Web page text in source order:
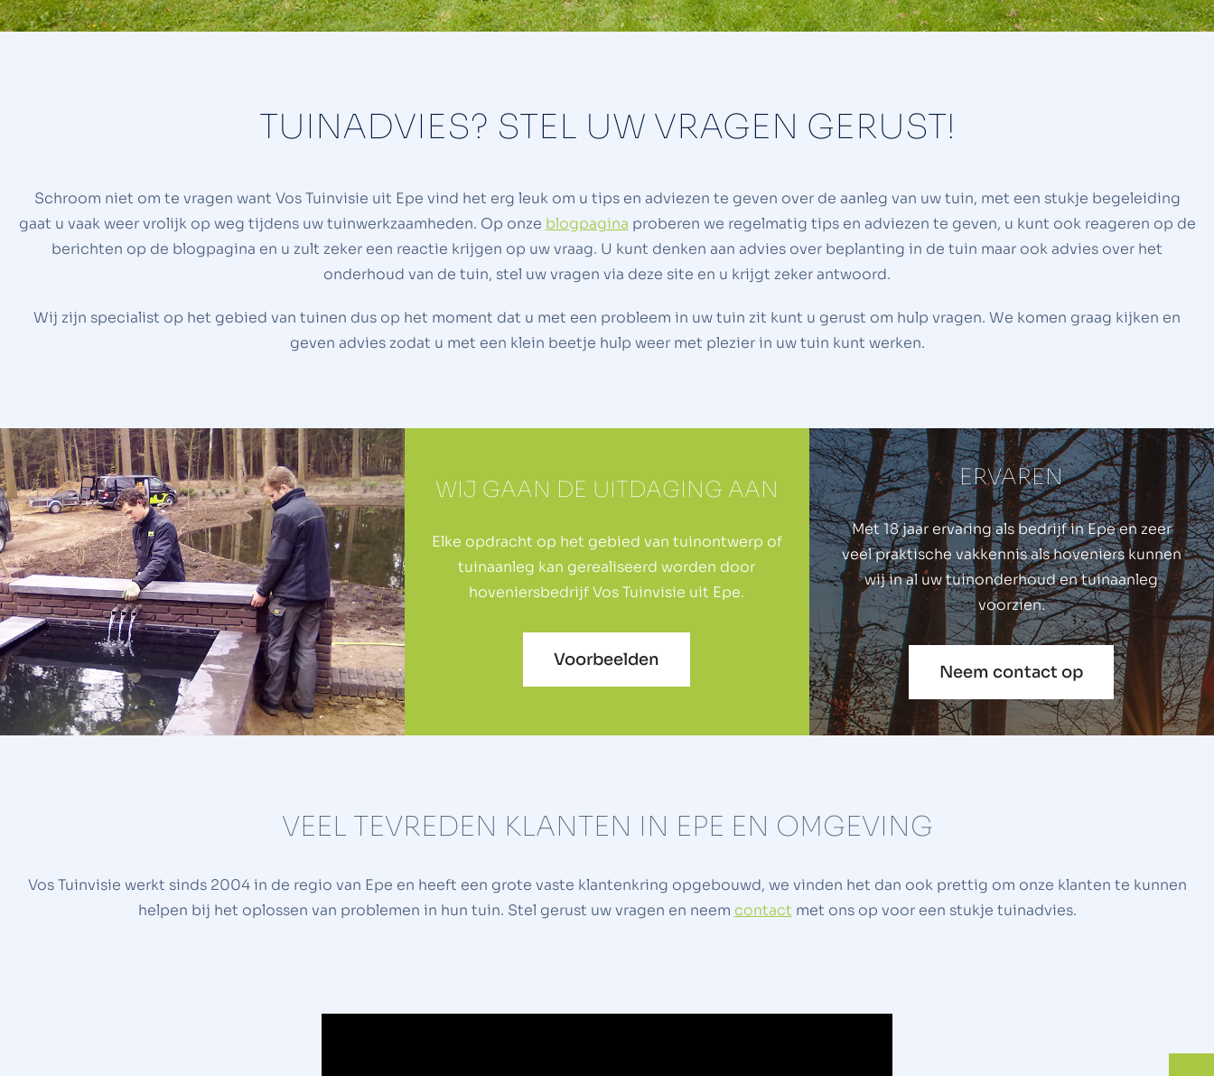
TUINADVIES? STEL UW VRAGEN GERUST!
Schroom niet om te vragen want Vos Tuinvisie uit Epe vind het erg leuk om u tips en adviezen te geven over de aanleg van uw tuin, met een stukje begeleiding
gaat u vaak weer vrolijk op weg tijdens uw tuinwerkzaamheden. Op onze blogpagina proberen we regelmatig tips en adviezen te geven, u kunt ook reageren op de
berichten op de blogpagina en u zult zeker een reactie krijgen op uw vraag. U kunt denken aan advies over beplanting in de tuin maar ook advies over het
onderhoud van de tuin, stel uw vragen via deze site en u krijgt zeker antwoord.
Wij zijn specialist op het gebied van tuinen dus op het moment dat u met een probleem in uw tuin zit kunt u gerust om hulp vragen. We komen graag kijken en
geven advies zodat u met een klein beetje hulp weer met plezier in uw tuin kunt werken.
WIJ GAAN DE UITDAGING AAN
Elke opdracht op het gebied van tuinontwerp of
tuinaanleg kan gerealiseerd worden door
hoveniersbedrijf Vos Tuinvisie uit Epe.
Voorbeelden
ERVAREN
Met 18 jaar ervaring als bedrijf in Epe en zeer
veel praktische vakkennis als hoveniers kunnen
wij in al uw tuinonderhoud en tuinaanleg
voorzien.
Neem contact op
VEEL TEVREDEN KLANTEN IN EPE EN OMGEVING
Vos Tuinvisie werkt sinds 2004 in de regio van Epe en heeft een grote vaste klantenkring opgebouwd, we vinden het dan ook prettig om onze klanten te kunnen
helpen bij het oplossen van problemen in hun tuin. Stel gerust uw vragen en neem contact met ons op voor een stukje tuinadvies.